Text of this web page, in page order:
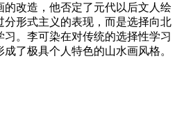
的改造，他否定了元代以后文人绘
形式主义的表现，而是选择向北
。李可染在对传统的选择性学习
了极具个人特色的山水画风格。